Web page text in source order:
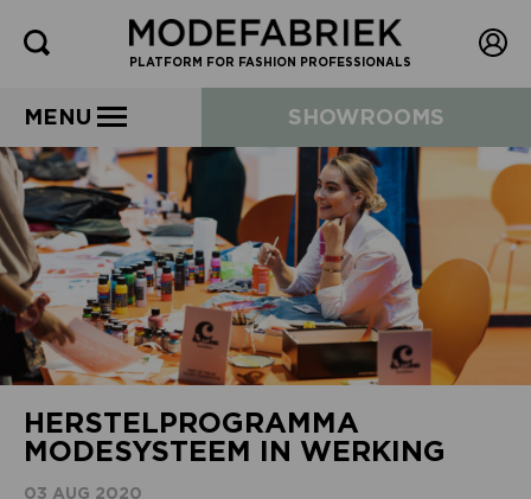
PLATFORM FOR FASHION PROFESSIONALS
MENU SHOWROOMS
HERSTELPROGRAMMA
MODESYSTEEM IN WERKING
03 AUG 2020